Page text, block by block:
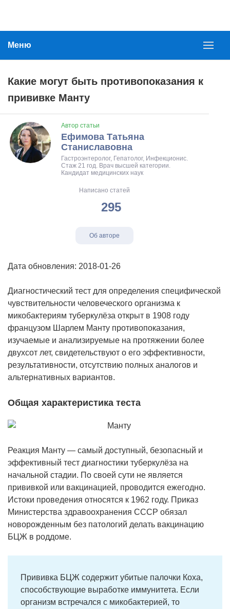
Меню
Какие могут быть противопоказания к
прививке Манту
Автор статьи
Ефимова Татьяна
Станиславовна
Гастроэнтеролог, Гепатолог, Инфекционис.
Стаж 21 год. Врач высшей категории.
Кандидат медицинских наук
Написано статей
295
Об авторе
Дата обновления: 2018-01-26
Диагностический тест для определения специфической
чувствительности человеческого организма к
микобактериям туберкулёза открыт в 1908 году
французом Шарлем Манту противопоказания,
изучаемые и анализируемые на протяжении более
двухсот лет, свидетельствуют о его эффективности,
результативности, отсутствию полных аналогов и
альтернативных вариантов.
Общая характеристика теста
Реакция Манту — самый доступный, безопасный и
эффективный тест диагностики туберкулёза на
начальной стадии. По своей сути не является
прививкой или вакцинацией, проводится ежегодно.
Истоки проведения относятся к 1962 году. Приказ
Министерства здравоохранения СССР обязал
новорожденным без патологий делать вакцинацию
БЦЖ в роддоме.
Прививка БЦЖ содержит убитые палочки Коха,
способствующие выработке иммунитета. Если
организм встречался с микобактерией, то